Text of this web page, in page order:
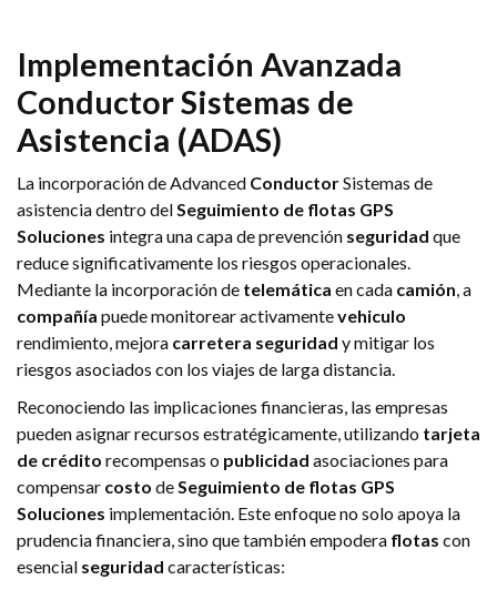
Implementación Avanzada
ConductorSistemas de
Asistencia (ADAS)
La incorporación de Advanced ConductorSistemas de
asistencia dentro delSeguimiento de flotas GPS
Soluciones integra una capa de prevención seguridad que
reduce significativamente los riesgos operacionales.
Mediante la incorporación de telemática en cada camión, a
compañía puede monitorear activamentevehiculo
rendimiento, mejora carretera seguridad y mitigar los
riesgos asociados con los viajes de larga distancia.
Reconociendo las implicaciones financieras, las empresas
pueden asignar recursos estratégicamente, utilizando tarjeta
de crédito recompensas o publicidad asociaciones para
compensar costo deSeguimiento de flotas GPS
Soluciones implementación. Este enfoque no solo apoya la
prudencia financiera, sino que también empodera flotas con
esencial seguridad características: